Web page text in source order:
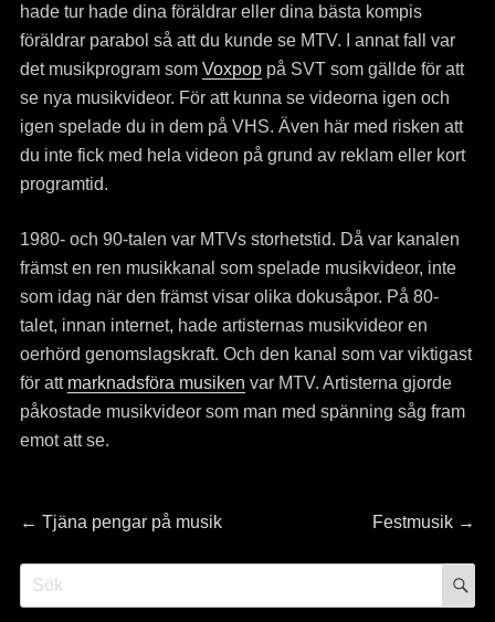
hade tur hade dina föräldrar eller dina bästa kompis
föräldrar parabol så att du kunde se MTV. I annat fall var
det musikprogram som Voxpoppå SVT som gällde för att
se nya musikvideor. För att kunna se videorna igen och
igen spelade du in dem på VHS. Även här med risken att
du inte fick med hela videon på grund av reklam eller kort
programtid.
1980- och 90-talen var MTVs storhetstid. Då var kanalen
främst en ren musikkanal som spelade musikvideor, inte
som idag när den främst visar olika dokusåpor. På 80-
talet, innan internet, hade artisternas musikvideor en
oerhörd genomslagskraft. Och den kanal som var viktigast
för att marknadsföra musiken var MTV. Artisterna gjorde
påkostade musikvideor som man med spänning såg fram
emot att se.
Inläggsnavigering
← Previous
Tjäna pengar på musik
Next
Festmusik →
Search
for: